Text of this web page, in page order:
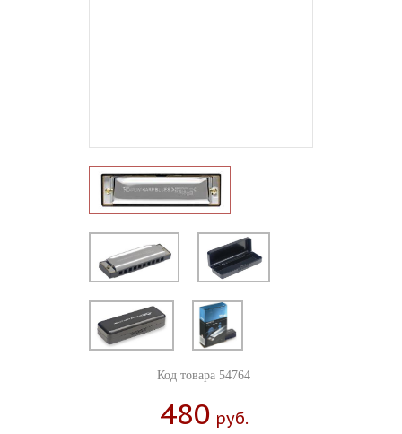
Код товара 54764
480 Руб.